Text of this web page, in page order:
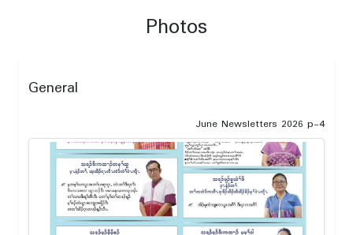
Photos
General
June Newsletters 2026 p-4